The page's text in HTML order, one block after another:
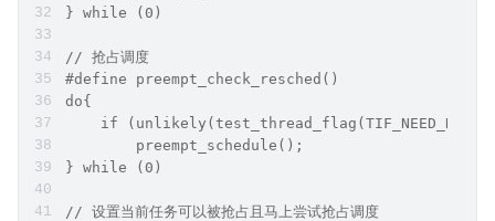
} while (0)
// 抢占调度
#define preempt_check_resched()
do{
if
        preempt_schedule();
} while (0)
// 设置当前任务可以被抢占且马上尝试抢占调度